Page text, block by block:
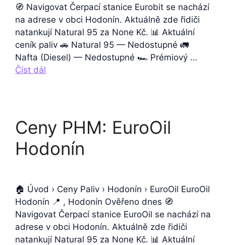
🧭 Navigovat Čerpací stanice Eurobit se nachází
na adrese v obci Hodonín. Aktuálně zde řidiči
natankují Natural 95 za None Kč. 📊 Aktuální
ceník paliv 🚗 Natural 95 — Nedostupné 🚛
Nafta (Diesel) — Nedostupné 🏎️ Prémiový …
Číst dál
Ceny PHM: EuroOil
Hodonín
🏠 Úvod › Ceny Paliv › Hodonín › EuroOil EuroOil
Hodonín 📍 , Hodonín Ověřeno dnes 🧭
Navigovat Čerpací stanice EuroOil se nachází na
adrese v obci Hodonín. Aktuálně zde řidiči
natankují Natural 95 za None Kč. 📊 Aktuální